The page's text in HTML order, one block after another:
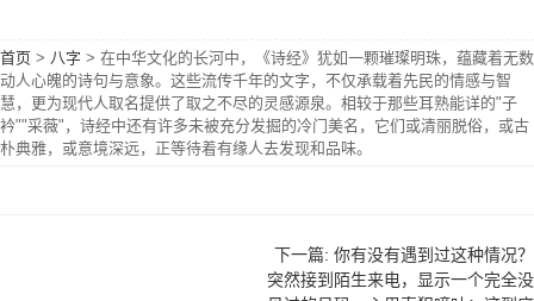
首页 > 八字 > 在中华文化的长河中，《诗经》犹如一颗璀璨明珠，蕴藏着无数
动人心魄的诗句与意象。这些流传千年的文字，不仅承载着先民的情感与智
慧，更为现代人取名提供了取之不尽的灵感源泉。相较于那些耳熟能详的"子
衿""采薇"，诗经中还有许多未被充分发掘的冷门美名，它们或清丽脱俗，或古
朴典雅，或意境深远，正等待着有缘人去发现和品味。
下一篇: 你有没有遇到过这种情况？
突然接到陌生来电，显示一个完全没